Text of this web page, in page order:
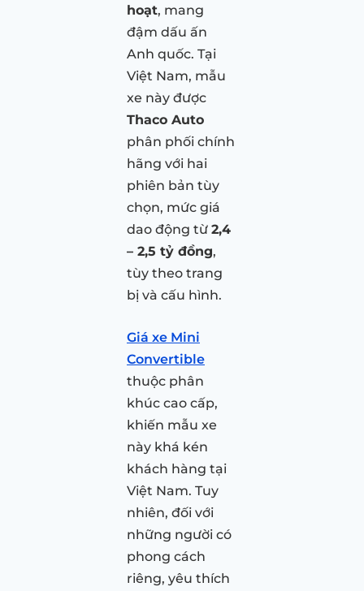
hoạt, mang
đậm dấu ấn
Anh quốc. Tại
Việt Nam, mẫu
xe này được
Thaco Auto
phân phối chính
hãng với hai
phiên bản tùy
chọn, mức giá
dao động từ 2,4
– 2,5 tỷ đồng,
tùy theo trang
bị và cấu hình.
Giá xe Mini
Convertible
thuộc phân
khúc cao cấp,
khiến mẫu xe
này khá kén
khách hàng tại
Việt Nam. Tuy
nhiên, đối với
những người có
phong cách
riêng, yêu thích